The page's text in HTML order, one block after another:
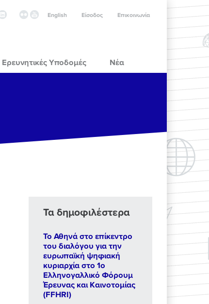
Επικοινωνία
Είσοδος
English
Ερευνητικές Υποδομές Νέα
Τα δημοφιλέστερα
Το Αθηνά στο επίκεντρο
του διαλόγου για την
ευρωπαϊκή ψηφιακή
κυριαρχία στο 1ο
Ελληνογαλλικό Φόρουμ
Έρευνας και Καινοτομίας
(FFHRI)